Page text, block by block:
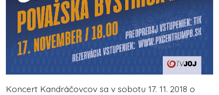
Koncert Kandráčovcov sa v sobotu 17. 11. 2018 o